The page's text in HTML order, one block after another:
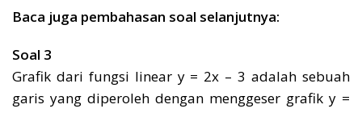
Baca juga pembahasan soal selanjutnya:
Soal 3
Grafik dari fungsi linear y = 2x – 3 adalah sebuah
garis yang diperoleh dengan menggeser grafik y =